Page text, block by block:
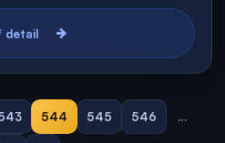
detail
544 545 546 …